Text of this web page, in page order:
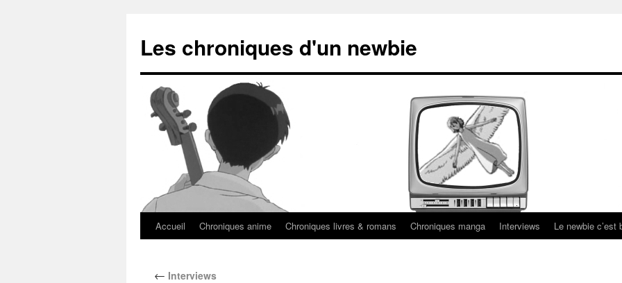
Les chroniques d'un newbie
Accueil Chroniques anime Chroniques livres & romans Chroniques manga Interviews Le newbie c’est
← Interviews